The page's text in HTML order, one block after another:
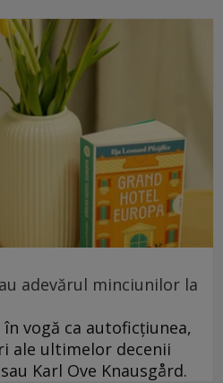
adevărul minciunilor la
vogă ca autoficțiunea,
ale ultimelor decenii
Karl Ove Knausgård.